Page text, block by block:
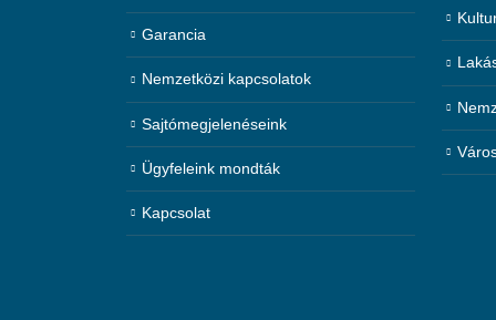
Garancia
Nemzetközi kapcsolatok
Sajtómegjelenéseink
Ügyfeleink mondták
Kapcsolat